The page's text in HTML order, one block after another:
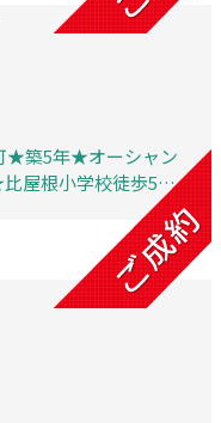
★築5年★オーシャン
屋根小学校徒歩5分
運動公園、病院、銀